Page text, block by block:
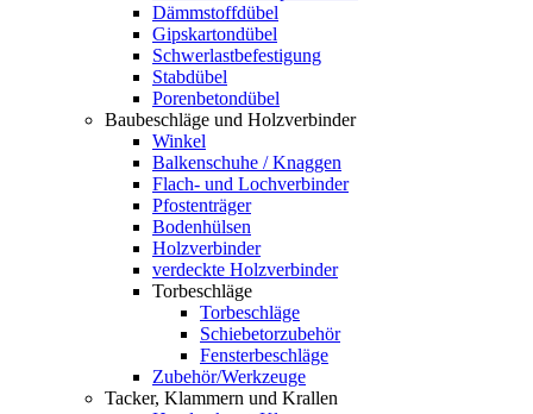
Dämmstoffdübel
Gipskartondübel
Schwerlastbefestigung
Stabdübel
Porenbetondübel
Baubeschläge und Holzverbinder
Winkel
Balkenschuhe / Knaggen
Flach- und Lochverbinder
Pfostenträger
Bodenhülsen
Holzverbinder
verdeckte Holzverbinder
Torbeschläge
Torbeschläge
Schiebetorzubehör
Fensterbeschläge
Zubehör/Werkzeuge
Tacker, Klammern und Krallen